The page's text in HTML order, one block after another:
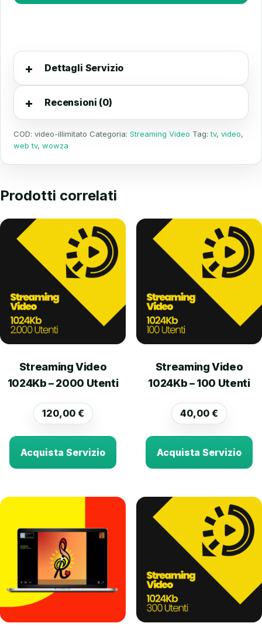
Dettagli Servizio
Recensioni (0)
COD: video-illimitato Categoria: Streaming Video Tag:tv, video,
web tv, wowza
Prodotti correlati
Streaming Video
1024Kb – 2000 Utenti
120,00 €
Acquista Servizio
Streaming Video
1024Kb – 100 Utenti
40,00 €
Acquista Servizio